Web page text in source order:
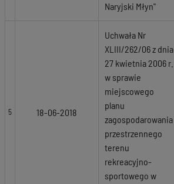
Naryjski Młyn"
5 18-06-2018
Uchwała Nr
XLIII/262/06 z dnia
27 kwietnia 2006 r.
w sprawie
miejscowego
planu
zagospodarowania
przestrzennego
terenu
rekreacyjno-
sportowego w